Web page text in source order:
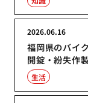
福岡県のバイ
開錠・紛失作
2026.06.16
生活